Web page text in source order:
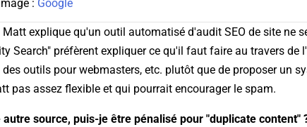
: Google
Matt explique qu'un outil automatisé d'audit SEO de site ne
Search" préfèrent expliquer ce qu'il faut faire au travers de
outils pour webmasters, etc. plutôt que de proposer un
pas assez flexible et qui pourrait encourager le spam.
autre source, puis-je être pénalisé pour "duplicate content"